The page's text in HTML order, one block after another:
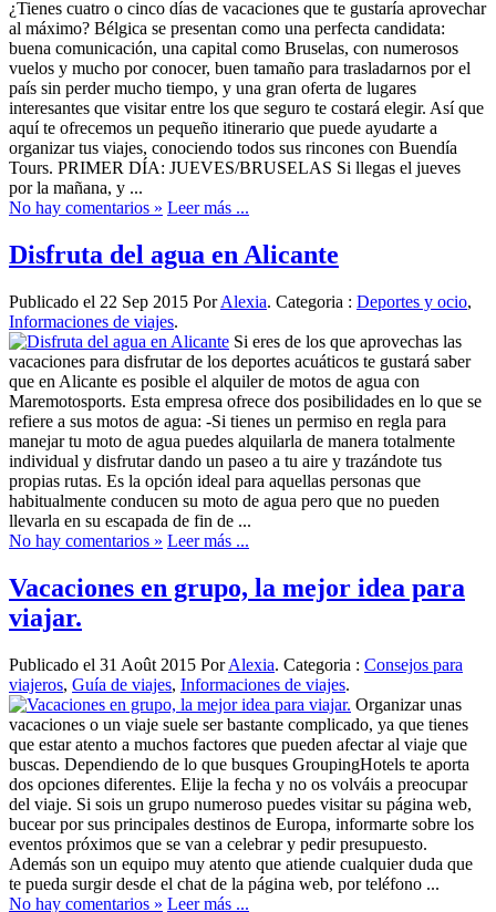
¿Tienes cuatro o cinco días de vacaciones que te gustaría aprovechar
al máximo? Bélgica se presentan como una perfecta candidata:
buena comunicación, una capital como Bruselas, con numerosos
vuelos y mucho por conocer, buen tamaño para trasladarnos por el
país sin perder mucho tiempo, y una gran oferta de lugares
interesantes que visitar entre los que seguro te costará elegir. Así que
aquí te ofrecemos un pequeño itinerario que puede ayudarte a
organizar tus viajes, conociendo todos sus rincones con Buendía
Tours. PRIMER DÍA: JUEVES/BRUSELAS Si llegas el jueves
por la mañana, y ...
No hay comentarios » Leer más ...
Disfruta del agua en Alicante
Publicado el 22 Sep 2015 PorAlexia. Categoria : Deportes y ocio,
Informaciones de viajes.
Si eres de los que aprovechas las
vacaciones para disfrutar de los deportes acuáticos te gustará saber
que en Alicante es posible el alquiler de motos de agua con
Maremotosports. Esta empresa ofrece dos posibilidades en lo que se
refiere a sus motos de agua: -Si tienes un permiso en regla para
manejar tu moto de agua puedes alquilarla de manera totalmente
individual y disfrutar dando un paseo a tu aire y trazándote tus
propias rutas. Es la opción ideal para aquellas personas que
habitualmente conducen su moto de agua pero que no pueden
llevarla en su escapada de fin de ...
No hay comentarios » Leer más ...
Vacaciones en grupo, la mejor idea para
viajar.
Publicado el 31 Août 2015 PorAlexia. Categoria : Consejos para
viajeros, Guía de viajes, Informaciones de viajes.
Organizar unas
vacaciones o un viaje suele ser bastante complicado, ya que tienes
que estar atento a muchos factores que pueden afectar al viaje que
buscas. Dependiendo de lo que busques GroupingHotels te aporta
dos opciones diferentes. Elije la fecha y no os volváis a preocupar
del viaje. Si sois un grupo numeroso puedes visitar su página web,
bucear por sus principales destinos de Europa, informarte sobre los
eventos próximos que se van a celebrar y pedir presupuesto.
Además son un equipo muy atento que atiende cualquier duda que
te pueda surgir desde el chat de la página web, por teléfono ...
No hay comentarios » Leer más ...